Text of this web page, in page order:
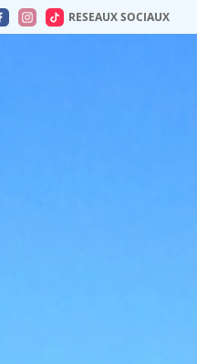
RESEAUX SOCIAUX